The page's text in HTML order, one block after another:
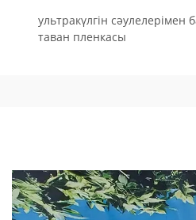
ультракүлгін сәулелерімен
таван пленкасы